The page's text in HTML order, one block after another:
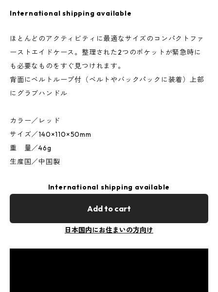
International shipping available
ほとんどのアクティビティに最適なサイズのコンパクトファ
ーストエイドケース。整理された2つのポケットが緊急時に
も必要なものをすぐ見つけれます。
背面にベルトループ付（ベルトやバックパックに装着）上部
にグラブハンドル
カラー／レッド
サイズ／140×110×50mm
重 量／46g
生産国／中国製
International shipping available
Add to cart
日本国内にお住まいの方向け